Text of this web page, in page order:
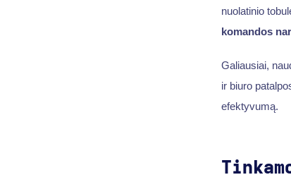
nuolatinio
komandos
Galiausiai,
ir biuro
efektyvumą.